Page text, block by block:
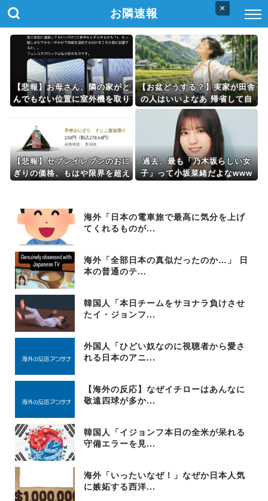
×
お隣速報
【悲報】お母さん、隣の家がと
んでもない位置に室外機を取り
【お盆どうする？】実家が田舎
の人はいいよなあ 帰省して自
然を満喫できて羨ましい
【悲報】セブンイレブンのおに
ぎりの価格、もはや限界を超え
過去、最も「乃木坂らしい女
子」って小坂菜緒だよなwww
海外「日本の電車旅で最高に気分を上げ
てくれるものが...
海外「全部日本の真似だったのか…」 日
本の普通のテ...
韓国人「本日チームをサヨナラ負けさせ
たイ・ジョンフ...
外国人「ひどい奴なのに視聴者から愛さ
れる日本のアニ...
【海外の反応】なぜイチローはあんなに
敬遠四球が多か...
韓国人「イジョンフ本日の全米が呆れる
守備エラーを見...
海外「いったいなぜ！」なぜか日本人気
に嫉妬する西洋...